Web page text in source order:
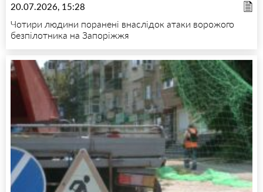
20.07.2026, 15:28
Чотири людини поранені внаслідок атаки ворожого
безпілотника на Запоріжжя